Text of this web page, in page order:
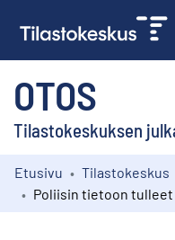
OTOS
Tilastokeskuksen
Kokoelmat
Etusivu Tilastokeskus